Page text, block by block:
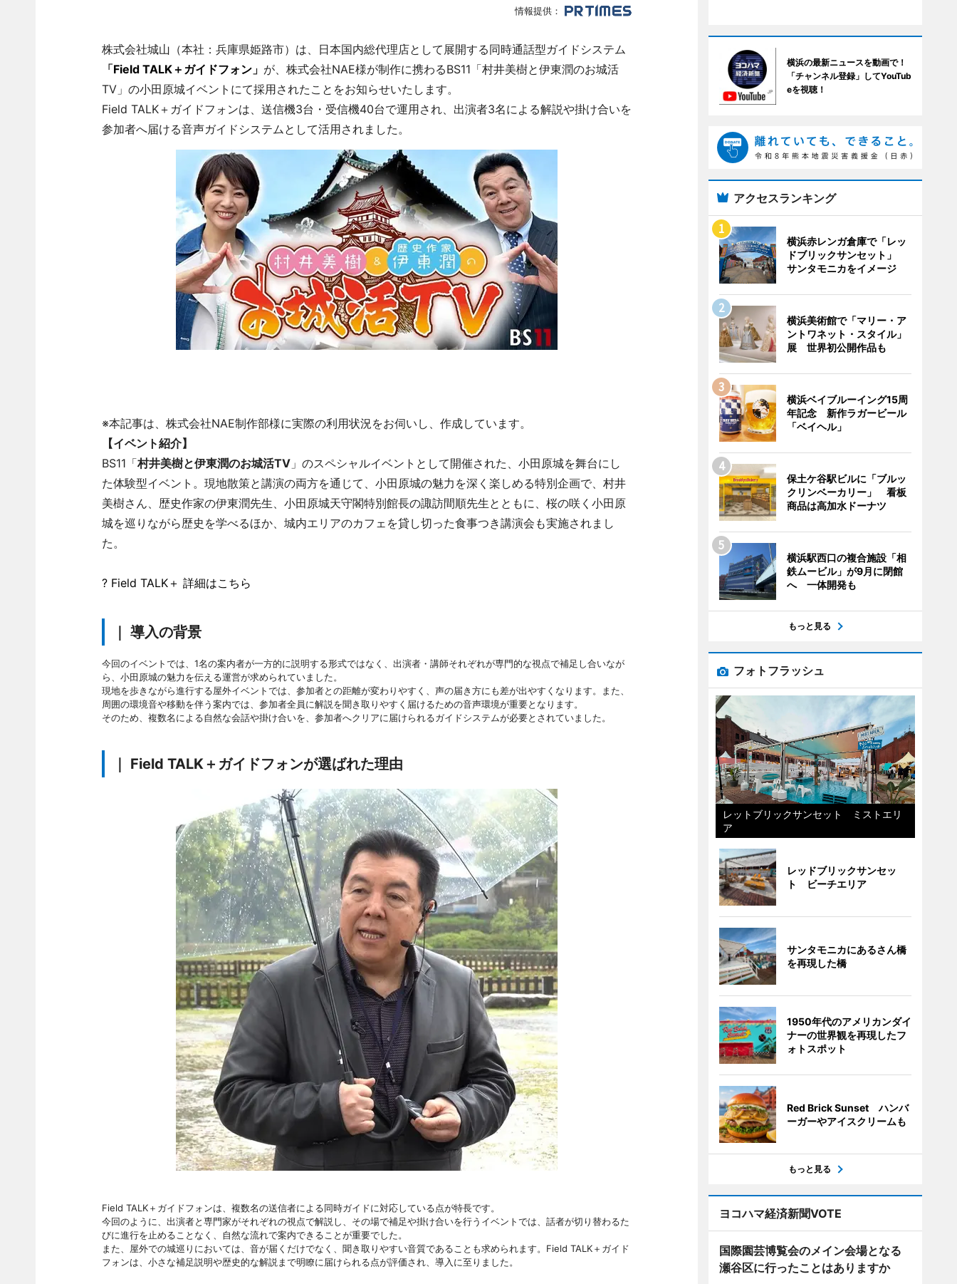
情報提供：
株式会社城山（本社：兵庫県姫路市）は、日本国内総代理店として展開する同時通話型ガイドシステム
「Field TALK＋ガイドフォン」 が、株式会社NAE様が制作に携わるBS11「村井美樹と伊東潤のお城活
TV」の小田原城イベントにて採用されたことをお知らせいたします。
Field TALK＋ガイドフォンは、送信機3台・受信機40台で運用され、出演者3名による解説や掛け合いを
参加者へ届ける音声ガイドシステムとして活用されました。
※本記事は、株式会社NAE制作部様に実際の利用状況をお伺いし、作成しています。
【イベント紹介】
BS11「村井美樹と伊東潤のお城活TV」のスペシャルイベントとして開催された、小田原城を舞台にし
た体験型イベント。現地散策と講演の両方を通じて、小田原城の魅力を深く楽しめる特別企画で、村井
美樹さん、歴史作家の伊東潤先生、小田原城天守閣特別館長の諏訪間順先生とともに、桜の咲く小田原
城を巡りながら歴史を学べるほか、城内エリアのカフェを貸し切った食事つき講演会も実施されまし
た。
? Field TALK＋ 詳細はこちら
｜ 導入の背景
今回のイベントでは、1名の案内者が一方的に説明する形式ではなく、出演者・講師それぞれが専門的な視点で補足し合いなが
ら、小田原城の魅力を伝える運営が求められていました。
現地を歩きながら進行する屋外イベントでは、参加者との距離が変わりやすく、声の届き方にも差が出やすくなります。また、
周囲の環境音や移動を伴う案内では、参加者全員に解説を聞き取りやすく届けるための音声環境が重要となります。
そのため、複数名による自然な会話や掛け合いを、参加者へクリアに届けられるガイドシステムが必要とされていました。
｜ Field TALK＋ガイドフォンが選ばれた理由
Field TALK＋ガイドフォンは、複数名の送信者による同時ガイドに対応している点が特長です。
今回のように、出演者と専門家がそれぞれの視点で解説し、その場で補足や掛け合いを行うイベントでは、話者が切り替わるた
びに進行を止めることなく、自然な流れで案内できることが重要でした。
また、屋外での城巡りにおいては、音が届くだけでなく、聞き取りやすい音質であることも求められます。Field TALK＋ガイド
フォンは、小さな補足説明や歴史的な解説まで明瞭に届けられる点が評価され、導入に至りました。
横浜の最新ニュースを動画で！
「チャンネル登録」してYouTub
eを視聴！
アクセスランキング
横浜赤レンガ倉庫で「レッ
ドブリックサンセット」
サンタモニカをイメージ
横浜美術館で「マリー・ア
ントワネット・スタイル」
展 世界初公開作品も
横浜ベイブルーイング15周
年記念 新作ラガービール
「ベイヘル」
保土ケ谷駅ビルに「ブルッ
クリンベーカリー」 看板
商品は高加水ドーナツ
横浜駅西口の複合施設「相
鉄ムービル」が9月に閉館
へ 一体開発も
もっと見る
フォトフラッシュ
レットブリックサンセット ミストエリ
ア
レッドブリックサンセッ
ト ビーチエリア
サンタモニカにあるさん橋
を再現した橋
1950年代のアメリカンダイ
ナーの世界観を再現したフ
ォトスポット
Red Brick Sunset ハンバ
ーガーやアイスクリームも
もっと見る
ヨコハマ経済新聞VOTE
国際園芸博覧会のメイン会場となる
瀬谷区に行ったことはありますか